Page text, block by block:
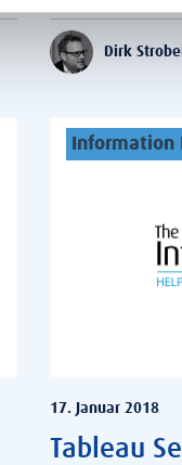
Dirk Strobel
Information
17. Januar 2018
Tableau